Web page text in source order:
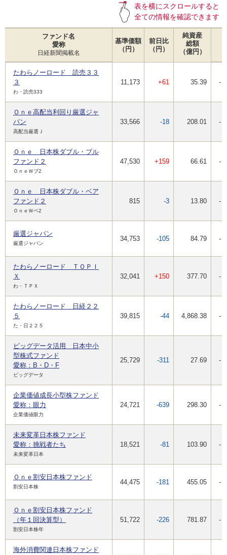
表を横にスクロールすると
全ての情報を確認できます
ファンド名
愛称
日経新聞掲載名
基準価額
（円）
前日比
（円）
純資産
総額
（億円）
たわらノーロード 読売３３
３
わ・読売333
11,173 +61 35.39 -
Ｏｎｅ高配当利回り厳選ジャ
パン
高配当厳選Ｊ
33,566 -18 208.01 -
Ｏｎｅ 日本株ダブル・ブル
ファンド２
ＯｎｅＷブ2
47,530 +159 66.61 -
Ｏｎｅ 日本株ダブル・ベア
ファンド２
ＯｎｅＷベ2
815 -3 13.80 -
厳選ジャパン
厳選ジャパン
34,753 -105 84.79 -
たわらノーロード ＴＯＰＩ
Ｘ
わ・ＴＰＸ
32,041 +150 377.70 -
たわらノーロード 日経２２
５
た・日２２５
39,815 -44 4,868.38 -
ビッグデータ活用 日本中小
型株式ファンド
愛称：B・D・F
ビッグデータ
25,729 -311 27.69 -
企業価値成長小型株ファンド
愛称：眼力
企業価値眼力
24,721 -639 298.30 -
未来変革日本株ファンド
愛称：挑戦者たち
未来変革日本
18,521 -81 103.90 -
Ｏｎｅ割安日本株ファンド
割安日本株
44,475 -181 455.05 -
Ｏｎｅ割安日本株ファンド
（年１回決算型）
割安日本株年
51,722 -226 781.87 -
海外消費関連日本株ファンド